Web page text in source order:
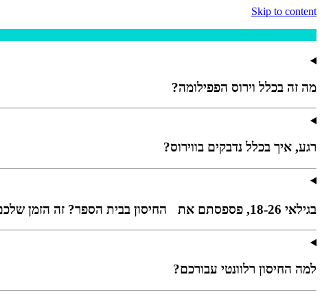
Skip to content
מה זה בכלל וירוס הפפילומה?
רגע, איך בכלל נדבקים בווירוס?
בגילאי 18-26, פספסתם את החיסון בבית הספר? זה הזמן שלכם להשלים אותו
למה החיסון רלוונטי עבורכם?